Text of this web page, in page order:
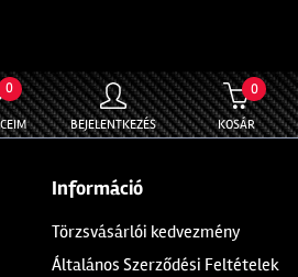
0
BEJELENTKEZÉS
0
KOSÁR
Információ
Törzsvásárlói kedvezmény
Általános Szerződési Feltételek